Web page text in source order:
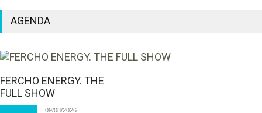
AGENDA
FERCHO ENERGY. THE
FULL SHOW
09/08/2026